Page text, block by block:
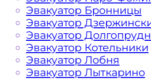
от 4500 рублей
РУБЛЕЙ ЗА КИЛОМЕТР
Эвакуатор Бронницы
Эвакуатор
Эвакуатор
Эвакуатор Котельники
Эвакуатор Лобня
Эвакуатор Лыткарино